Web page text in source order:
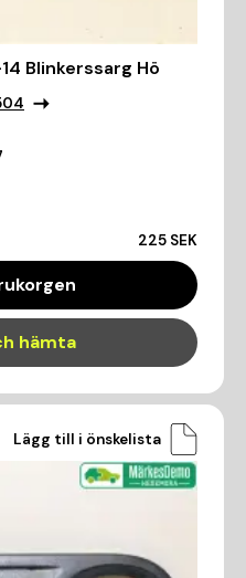
Blinkerssarg Hö
225 SEK
hämta
Lägg till i önskelista